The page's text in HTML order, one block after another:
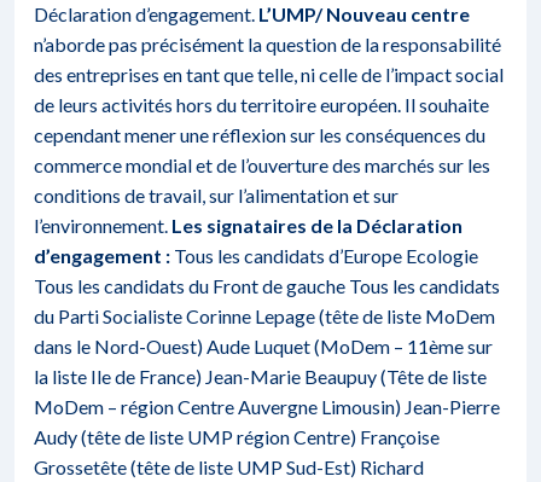
Déclaration d’engagement. L’UMP/ Nouveau centre
n’aborde pas précisément la question de la responsabilité
des entreprises en tant que telle, ni celle de l’impact social
de leurs activités hors du territoire européen. Il souhaite
cependant mener une réflexion sur les conséquences du
commerce mondial et de l’ouverture des marchés sur les
conditions de travail, sur l’alimentation et sur
l’environnement. Les signataires de la Déclaration
d’engagement : Tous les candidats d’Europe Ecologie
Tous les candidats du Front de gauche Tous les candidats
du Parti Socialiste Corinne Lepage (tête de liste MoDem
dans le Nord-Ouest) Aude Luquet (MoDem – 11ème sur
la liste Ile de France) Jean-Marie Beaupuy (Tête de liste
MoDem – région Centre Auvergne Limousin) Jean-Pierre
Audy (tête de liste UMP région Centre) Françoise
Grossetête (tête de liste UMP Sud-Est) Richard